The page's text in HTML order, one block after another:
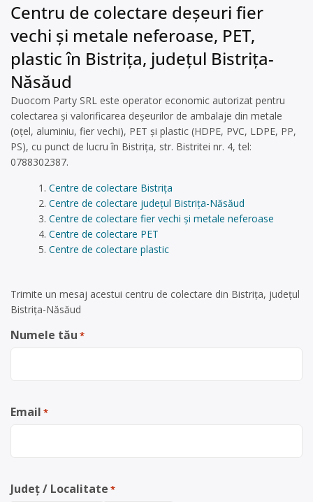
Centru de colectare deșeuri fier
vechi și metale neferoase, PET,
plastic în Bistrița, județul Bistrița-
Năsăud
Duocom Party SRL este operator economic autorizat pentru
colectarea și valorificarea deșeurilor de ambalaje din metale
(oțel, aluminiu, fier vechi), PET și plastic (HDPE, PVC, LDPE, PP,
PS), cu punct de lucru în Bistrița, str. Bistritei nr. 4, tel:
0788302387.
Centre de colectare Bistrița
Centre de colectare județul Bistrița-Năsăud
Centre de colectare fier vechi și metale neferoase
Centre de colectare PET
Centre de colectare plastic
Trimite un mesaj acestui centru de colectare din Bistrița, județul
Bistrița-Năsăud
Numele tău *
Email *
Județ / Localitate *